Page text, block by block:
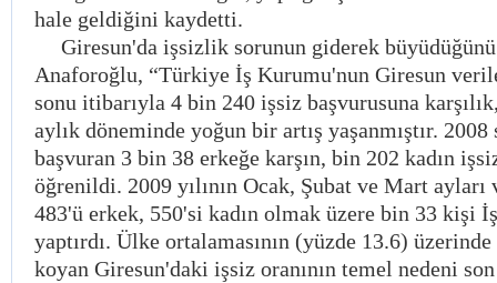
hale geldiğini kaydetti.
Giresun'da işsizlik sorunun giderek
Anaforoğlu, “Türkiye İş Kurumu'nun Giresun
sonu itibarıyla 4 bin 240 işsiz başvurusuna
aylık döneminde yoğun bir artış yaşanmıştır.
başvuran 3 bin 38 erkeğe karşın, bin 202 kadın
öğrenildi. 2009 yılının Ocak, Şubat ve Mart
483'ü erkek, 550'si kadın olmak üzere bin 33 kişi
yaptırdı. Ülke ortalamasının (yüzde 13.6)
koyan Giresun'daki işsiz oranının temel nedeni